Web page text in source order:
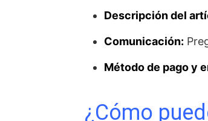
Descripción del
Comunicación:
Método de pago y
¿Cómo